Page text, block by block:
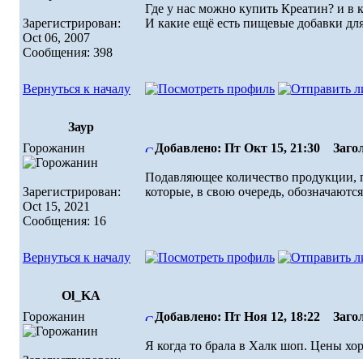
Зарегистрирован:
Oct 06, 2007
Сообщения: 398
Где у нас можно купить Креатин? и в
И какие ещё есть пищевые добавки
Вернуться к началу
Заур
Горожанин
Зарегистрирован:
Oct 15, 2021
Сообщения: 16
Добавлено: Пт Окт 15, 21:30
Подавляющее количество продукции,
которые, в свою очередь,
Вернуться к началу
Ol_KA
Горожанин
Добавлено: Пт Ноя 12, 18:22
Я когда то брала в Халк шоп. Цены